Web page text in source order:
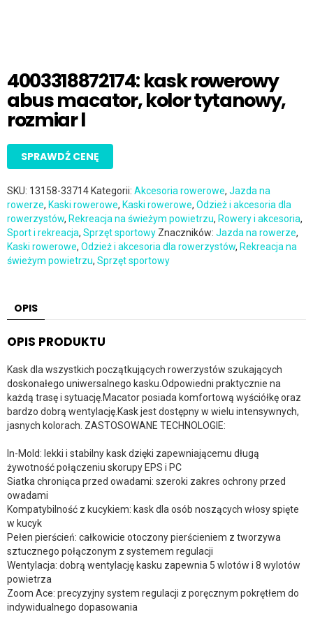
4003318872174: kask rowerowy
abus macator, kolor tytanowy,
rozmiar l
SPRAWDŹ CENĘ
SKU: 13158-33714 Kategorii: Akcesoria rowerowe, Jazda na
rowerze, Kaski rowerowe, Kaski rowerowe, Odzież i akcesoria dla
rowerzystów, Rekreacja na świeżym powietrzu, Rowery i akcesoria,
Sport i rekreacja, Sprzęt sportowy Znaczników: Jazda na rowerze,
Kaski rowerowe, Odzież i akcesoria dla rowerzystów, Rekreacja na
świeżym powietrzu, Sprzęt sportowy
OPIS
OPIS PRODUKTU
Kask dla wszystkich początkujących rowerzystów szukających
doskonałego uniwersalnego kasku.Odpowiedni praktycznie na
każdą trasę i sytuację.Macator posiada komfortową wyściółkę oraz
bardzo dobrą wentylację.Kask jest dostępny w wielu intensywnych,
jasnych kolorach. ZASTOSOWANE TECHNOLOGIE:
In-Mold: lekki i stabilny kask dzięki zapewniającemu długą
żywotność połączeniu skorupy EPS i PC
Siatka chroniąca przed owadami: szeroki zakres ochrony przed
owadami
Kompatybilność z kucykiem: kask dla osób noszących włosy spięte
w kucyk
Pełen pierścień: całkowicie otoczony pierścieniem z tworzywa
sztucznego połączonym z systemem regulacji
Wentylacja: dobrą wentylację kasku zapewnia 5 wlotów i 8 wylotów
powietrza
Zoom Ace: precyzyjny system regulacji z poręcznym pokrętłem do
indywidualnego dopasowania